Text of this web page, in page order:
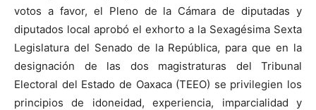
votos a favor, el Pleno de la Cámara de diputadas y
diputados local aprobó el exhorto a la Sexagésima Sexta
Legislatura del Senado de la República, para que en la
designación de las dos magistraturas del Tribunal
Electoral del Estado de Oaxaca (TEEO) se privilegien los
principios de idoneidad, experiencia, imparcialidad y